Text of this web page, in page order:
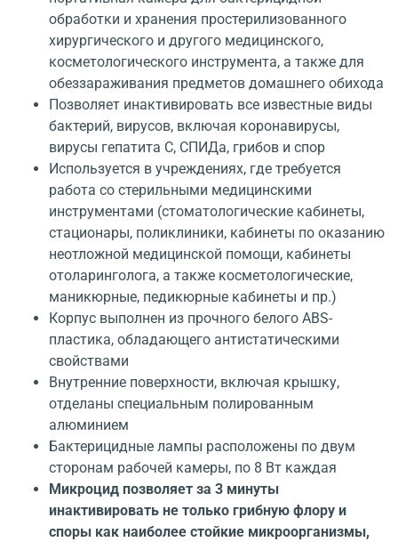
обработки и хранения простерилизованного
хирургического и другого медицинского,
косметологического инструмента, а также для
обеззараживания предметов домашнего обихода
Позволяет инактивировать все известные виды
бактерий, вирусов, включая коронавирусы,
вирусы гепатита С, СПИДа, грибов и спор
Используется в учреждениях, где требуется
работа со стерильными медицинскими
инструментами (стоматологические кабинеты,
стационары, поликлиники, кабинеты по оказанию
неотложной медицинской помощи, кабинеты
отоларинголога, а также косметологические,
маникюрные, педикюрные кабинеты и пр.)
Корпус выполнен из прочного белого ABS-
пластика, обладающего антистатическими
свойствами
Внутренние поверхности, включая крышку,
отделаны специальным полированным
алюминием
Бактерицидные лампы расположены по двум
сторонам рабочей камеры, по 8 Вт каждая
Микроцид позволяет за 3 минуты
инактивировать не только грибную флору и
споры как наиболее стойкие микроорганизмы,